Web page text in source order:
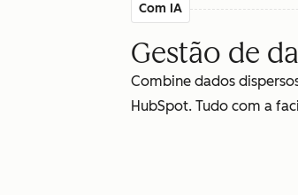
Com IA
Gestão de
Combine dados
HubSpot. Tudo com a